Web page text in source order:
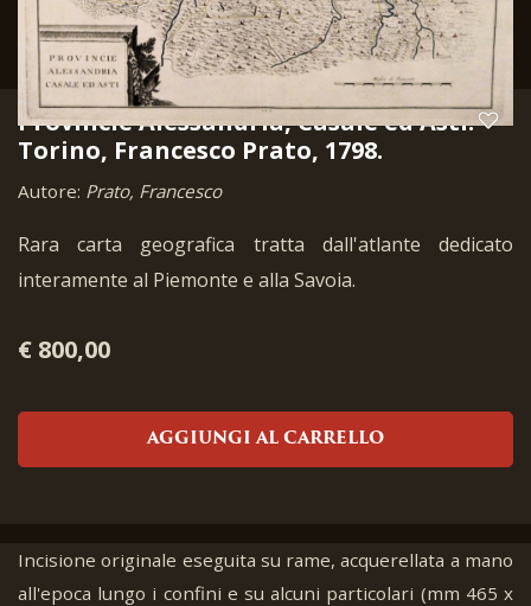
Provincie Alessandria, Casale ed Asti.
Torino, Francesco Prato, 1798.
Autore: Prato, Francesco
Rara carta geografica tratta dall'atlante dedicato
interamente al Piemonte e alla Savoia.
€ 800,00
AGGIUNGI AL CARRELLO
Incisione originale eseguita su rame, acquerellata a mano
all'epoca lungo i confini e su alcuni particolari (mm 465 x